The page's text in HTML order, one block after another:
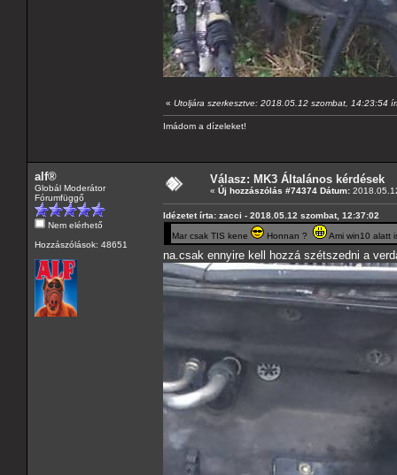
« Utoljára szerkesztve: 2018.05.12 szombat, 14:23:54
Imádom a dízeleket!
alf®
Globál Moderátor
Fórumfüggő
Nem elérhető
Hozzászólások: 48651
Válasz: MK3 Általános kérdések
« Új hozzászólás #74374 Dátum:
Idézetet írta: zacci - 2018.05.12 szombat, 12:37:02
Mar csak TIS kene Honnan ? Ami win10 alatt
na.csak ennyire kell hozzá szétszedni a